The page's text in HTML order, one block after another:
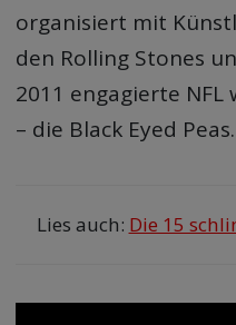
organisiert mit
den Rolling Stones
2011 engagierte
– die Black Eyed Peas.
Lies auch: Die 15